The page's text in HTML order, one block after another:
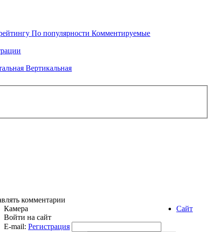
По популярностиКомментируемые
Вертикальная
комментарии
Камера
Войти на сайт
E-mail: Регистрация
Сайт